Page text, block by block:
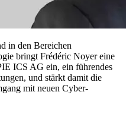
in den Bereichen
bringt Frédéric Noyer eine
ICS AG ein, ein führendes
und stärkt damit die
mit neuen Cyber-